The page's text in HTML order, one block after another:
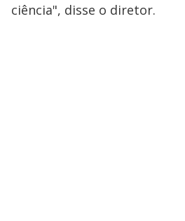
ciência", disse o diretor.